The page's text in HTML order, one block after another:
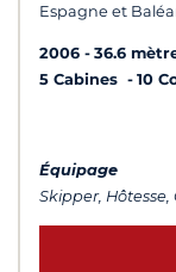
Espagne et
2006
36.6
5 Cabines
10
Équipage
Skipper, Hôtesse,